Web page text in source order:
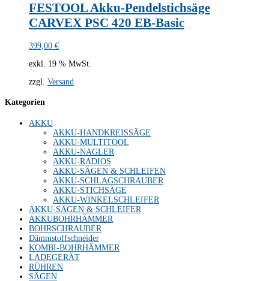
FESTOOL Akku-Pendelstichsäge
CARVEX PSC 420 EB-Basic
399,00 €
exkl. 19 % MwSt.
zzgl. Versand
Kategorien
AKKU
AKKU-HANDKREISSÄGE
AKKU-MULTITOOL
AKKU-NAGLER
AKKU-RADIOS
AKKU-SÄGEN & SCHLEIFEN
AKKU-SCHLAGSCHRAUBER
AKKU-STICHSÄGE
AKKU-WINKELSCHLEIFER
AKKU-SÄGEN & SCHLEIFER
AKKUBOHRHÄMMER
BOHRSCHRAUBER
Dämmstoffschneider
KOMBI-BOHRHÄMMER
LADEGERÄT
RÜHREN
SÄGEN